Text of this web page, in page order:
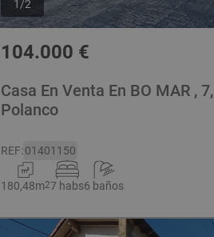
1 /2
104.000 €
Casa En Venta En BO MAR , 7,
Polanco
REF:01401150
180,48m27 habs6 baños